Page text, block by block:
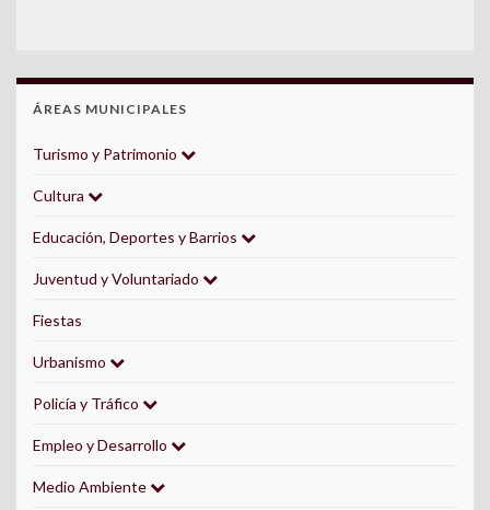
ÁREAS MUNICIPALES
Turismo y Patrimonio
Cultura
Educación, Deportes y Barrios
Juventud y Voluntariado
Fiestas
Urbanismo
Policía y Tráfico
Empleo y Desarrollo
Medio Ambiente